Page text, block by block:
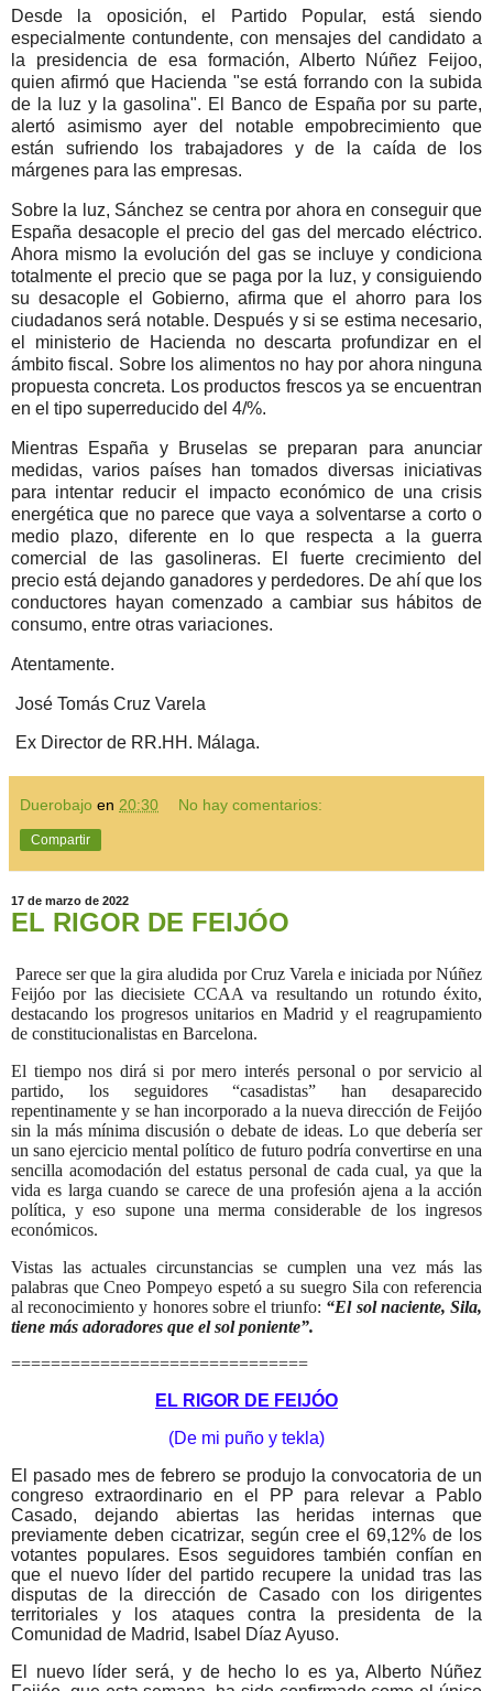
Desde la oposición, el Partido Popular, está siendo
especialmente contundente, con mensajes del candidato a
la presidencia de esa formación, Alberto Núñez Feijoo,
quien afirmó que Hacienda "se está forrando con la subida
de la luz y la gasolina". El Banco de España por su parte,
alertó asimismo ayer del notable empobrecimiento que
están sufriendo los trabajadores y de la caída de los
márgenes para las empresas.
Sobre la luz, Sánchez se centra por ahora en conseguir que
España desacople el precio del gas del mercado eléctrico.
Ahora mismo la evolución del gas se incluye y condiciona
totalmente el precio que se paga por la luz, y consiguiendo
su desacople el Gobierno, afirma que el ahorro para los
ciudadanos será notable. Después y si se estima necesario,
el ministerio de Hacienda no descarta profundizar en el
ámbito fiscal. Sobre los alimentos no hay por ahora ninguna
propuesta concreta. Los productos frescos ya se encuentran
en el tipo superreducido del 4/%.
Mientras España y Bruselas se preparan para anunciar
medidas, varios países han tomados diversas iniciativas
para intentar reducir el impacto económico de una crisis
energética que no parece que vaya a solventarse a corto o
medio plazo, diferente en lo que respecta a la guerra
comercial de las gasolineras. El fuerte crecimiento del
precio está dejando ganadores y perdedores. De ahí que los
conductores hayan comenzado a cambiar sus hábitos de
consumo, entre otras variaciones.
Atentamente.
José Tomás Cruz Varela
Ex Director de RR.HH. Málaga.
Duerobajo en 20:30 No hay comentarios:
Compartir
17 de marzo de 2022
EL RIGOR DE FEIJÓO
Parece ser que la gira aludida por Cruz Varela e iniciada por Núñez
Feijóo por las diecisiete CCAA va resultando un rotundo éxito,
destacando los progresos unitarios en Madrid y el reagrupamiento
de constitucionalistas en Barcelona.
El tiempo nos dirá si por mero interés personal o por servicio al
partido, los seguidores “casadistas” han desaparecido
repentinamente y se han incorporado a la nueva dirección de Feijóo
sin la más mínima discusión o debate de ideas. Lo que debería ser
un sano ejercicio mental político de futuro podría convertirse en una
sencilla acomodación del estatus personal de cada cual, ya que la
vida es larga cuando se carece de una profesión ajena a la acción
política, y eso supone una merma considerable de los ingresos
económicos.
Vistas las actuales circunstancias se cumplen una vez más las
palabras que Cneo Pompeyo espetó a su suegro Sila con referencia
al reconocimiento y honores sobre el triunfo: “El sol naciente, Sila,
tiene más adoradores que el sol poniente”.
==============================
EL RIGOR DE FEIJÓO
(De mi puño y tekla)
El pasado mes de febrero se produjo la convocatoria de un
congreso extraordinario en el PP para relevar a Pablo
Casado, dejando abiertas las heridas internas que
previamente deben cicatrizar, según cree el 69,12% de los
votantes populares. Esos seguidores también confían en
que el nuevo líder del partido recupere la unidad tras las
disputas de la dirección de Casado con los dirigentes
territoriales y los ataques contra la presidenta de la
Comunidad de Madrid, Isabel Díaz Ayuso.
El nuevo líder será, y de hecho lo es ya, Alberto Núñez